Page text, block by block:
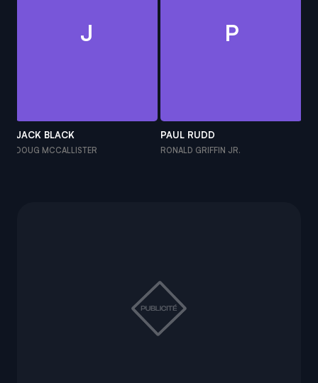
J
JACK BLACK
DOUG MCCALLISTER
P
PAUL RUDD
RONALD GRIFFIN JR.